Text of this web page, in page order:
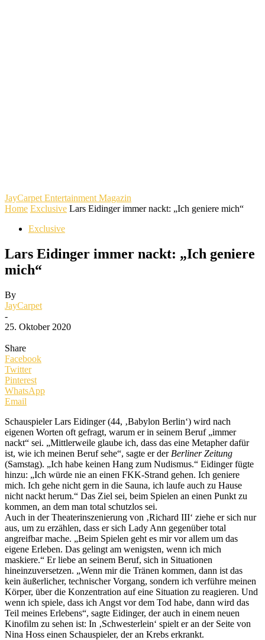
JayCarpet Entertainment Magazin
Home Exclusive Lars Eidinger immer nackt: „Ich geniere mich“
Exclusive
Lars Eidinger immer nackt: „Ich geniere
mich“
By
JayCarpet
-
25. Oktober 2020
Share
Facebook
Twitter
Pinterest
WhatsApp
Email
Schauspieler Lars Eidinger (44, ‚Babylon Berlin‘) wird nach
eigenen Worten oft gefragt, warum er in seinem Beruf „immer
nackt“ sei. „Mittlerweile glaube ich, dass das eine Metapher dafür
ist, wie ich meinen Beruf sehe“, sagte er der Berliner Zeitung
(Samstag). „Ich habe keinen Hang zum Nudismus.“ Eidinger fügte
hinzu: „Ich würde nie an einen FKK-Strand gehen. Ich geniere
mich. Ich gehe nicht gern in die Sauna, ich laufe auch zu Hause
nicht nackt herum.“ Das Ziel sei, beim Spielen an einen Punkt zu
kommen, an dem man total schutzlos sei.
Auch in der Theaterinszenierung von ‚Richard III‘ ziehe er sich nur
aus, um zu erzählen, dass er sich Lady Ann gegenüber total
angreifbar mache. „Beim Spielen geht es mir vor allem um das
eigene Erleben. Das gelingt am wenigsten, wenn ich mich
maskiere.“ Er liebe an seinem Beruf, sich in Situationen
hineinzuversetzen. „Wenn mir die Tränen kommen, dann ist das
kein äußerlicher, technischer Vorgang, sondern ich verführe meinen
Körper, über die Konzentration auf eine Situation zu reagieren. Und
wenn ich spiele, dass ich Angst vor dem Tod habe, dann wird das
Teil meines Erlebens“, sagte Eidinger, der auch in einem neuen
Kinofilm zu sehen ist: In ‚Schwesterlein‘ spielt er an der Seite von
Nina Hoss einen Schauspieler, der an Krebs erkrankt.